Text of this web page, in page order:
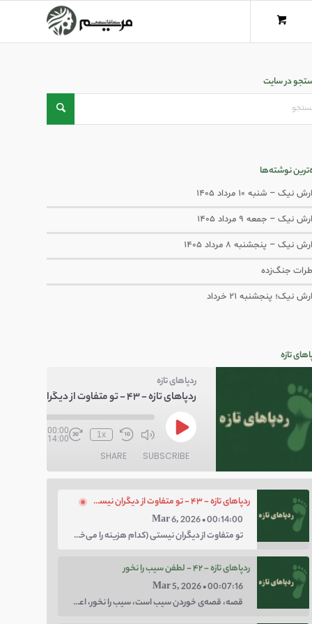
در سایت
نوشته‌ها
نیک – شنبه ۱۰ مرداد ۱۴۰۵
نیک – جمعه ۹ مرداد ۱۴۰۵
نیک – پنجشنبه ۸ مرداد ۱۴۰۵
جنگ‌‌زده
نیک؛ پنجشنبه ۲۱ خرداد
تازه
ردپاهای تازه
1x
00:00
00:14:00
SUBSCRIBE
SHARE
ردپاهای تازه - ۴۳ - تو متفاوت از دیگران نیستی
Mar 6, 2026 • 00:14:00
تو متفاوت از دیگران نیستی (کدام هزینه را می‌خواهی پرداخت کنی؛ هزینه‌ی چاق بودن یا لاغر بودن؟ با توهم متفاوت بودن کار را برای خودت سخت نکن.)
ردپاهای تازه - ۴۲ - لطفن سیب را نخور
Mar 5, 2026 • 00:07:16
قصه، قصه‌ی خوردن سیب است، سیب را نخور، اعتماد کن.